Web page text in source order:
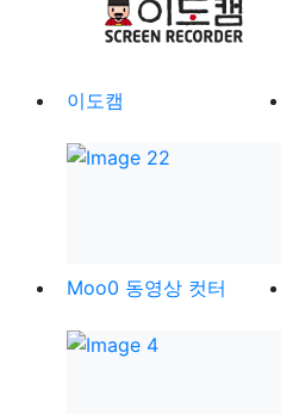
이도캠
Moo0 동영상 컷터